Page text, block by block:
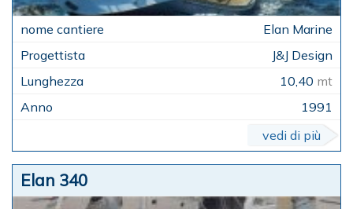
Elan Marine
J&J Design
10,40 mt
1991
vedi di più
Elan 340